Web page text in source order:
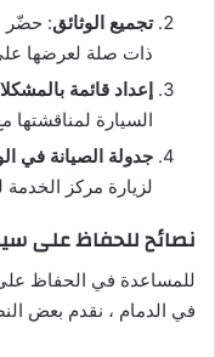
تجميع الوثائق: حضّر
ذات صلة لعرضها
إعداد قائمة
السيارة لمناقشتها
جدولة الصيانة في
لزيارة مركز الخدمة
نصائح للحفاظ على
للمساعدة في الحفاظ
في الدمام ، نقدم بعض